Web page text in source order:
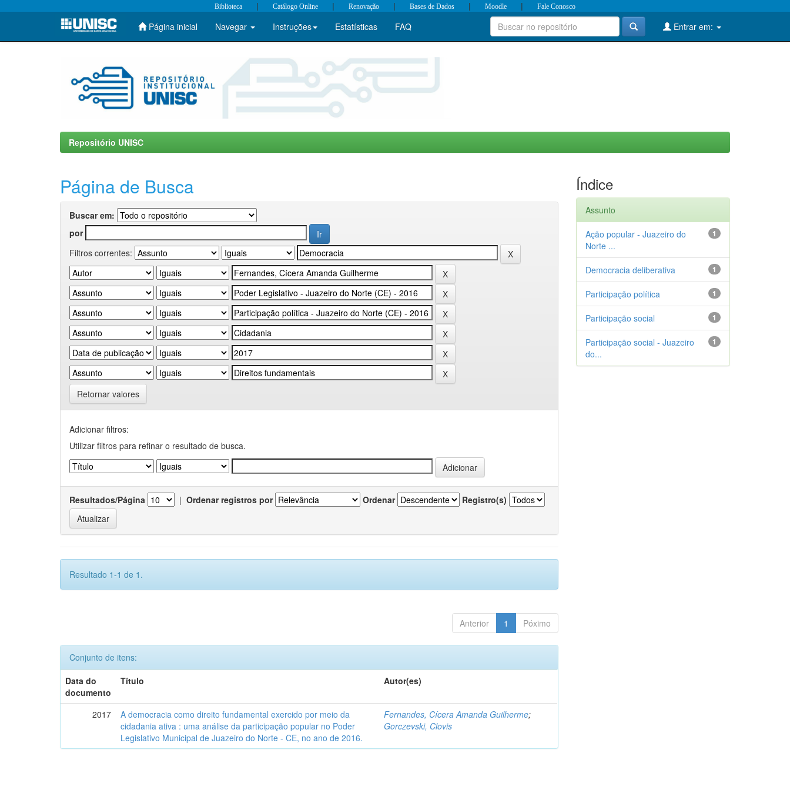
Skip
Biblioteca | Catálogo Online | Renovação | Bases de Dados | Moodle | Fale Conosco
Página inicial Navegar Instruções Estatísticas FAQ Entrar em:
Repositório UNISC
Página de Busca
Buscar em:
por
Filtros correntes:
Retornar valores
Adicionar filtros:
Utilizar filtros para refinar o resultado de busca.
Resultados/Página | Ordenar registros por Ordenar Registro(s)
Resultado 1-1 de 1.
Anterior 1 Póximo
Conjunto de itens:
Data do
documento
Título Autor(es)
2017
A democracia como direito fundamental exercido por meio da
cidadania ativa : uma análise da participação popular no Poder
Legislativo Municipal de Juazeiro do Norte - CE, no ano de 2016.
Fernandes, Cícera Amanda Guilherme;
Gorczevski, Clovis
Índice
Assunto
1
Ação popular - Juazeiro do
Norte ...
1
Democracia deliberativa
1
Participação política
1
Participação social
1
Participação social - Juazeiro
do...